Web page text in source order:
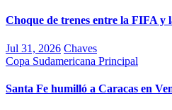
Choque de trenes entre la FIFA y
Jul 31, 2026 Chaves
Copa Sudamericana Principal
Santa Fe humilló a Caracas en